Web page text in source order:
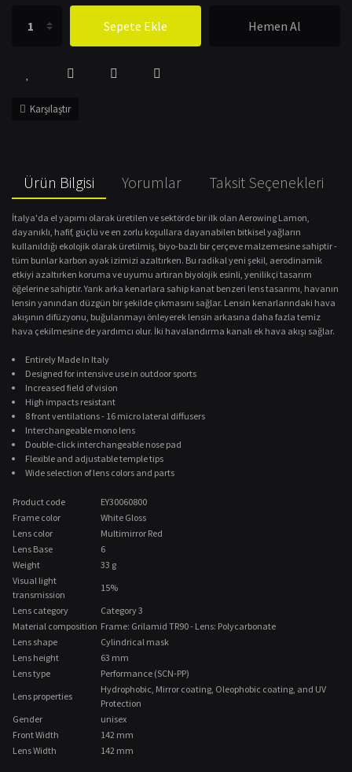
Sepete Ekle Hemen Al
Karşılaştır
Ürün Bilgisi Yorumlar Taksit Seçenekleri
İtalya'da el yapımı olarak üretilen ve sektörde bir ilk olan Aerowing Lamon,
dayanıklı, hafif, güçlü ve en zorlu koşullara dayanabilen bitkisel yağların
kullanıldığı ekolojik olarak üretilmiş, biyo-bazlı bir çerçeve malzemesine sahiptir -
tüm bunlar karbon ayak izimizi azaltırken. Bu radikal yeni şekil, aerodinamik
etkiyi azaltırken koruma ve uyumu artıran biyolojik esinli, yenilikçi tasarım
öğelerine sahiptir. Yarık arka kenarlara sahip kanat benzeri lens tasarımı, havanın
lensin yanından düzgün bir şekilde çıkmasını sağlar. Lensin kenarlarındaki hava
akışının difüzyonu, buğulanmayı önleyerek lensin arkasına daha fazla temiz
hava çekilmesine de yardımcı olur. İki havalandırma kanalı ek hava akışı sağlar.
Entirely Made In Italy
Designed for intensive use in outdoor sports
Increased field of vision
High impacts resistant
8 front ventilations - 16 micro lateral diffusers
Interchangeable mono lens
Double-click interchangeable nose pad
Flexible and adjustable temple tips
Wide selection of lens colors and parts
Product code
EY30060800
Frame color
White Gloss
Lens color
Multimirror Red
Lens Base
6
Weight
33 g
Visual light
transmission
15%
Lens category
Category 3
Material composition Frame: Grilamid TR90 - Lens: Polycarbonate
Lens shape
Cylindrical mask
Lens height
63 mm
Lens type
Performance (SCN-PP)
Lens properties
Hydrophobic, Mirror coating, Oleophobic coating, and UV
Protection
Gender
unisex
Front Width
142 mm
Lens Width
142 mm